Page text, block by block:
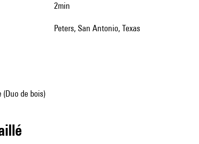
2min
Peters, San Antonio, Texas
de bois)